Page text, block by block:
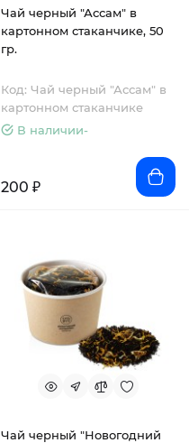
Чай черный "Ассам" в
картонном стаканчике, 50
гр.
Код: Чай черный "Ассам" в
картонном стаканчике
В наличии-
200 ₽
Чай черный "Новогодний